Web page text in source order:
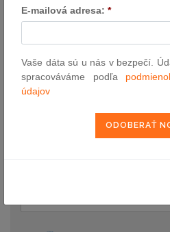
Číslo predpisu:
E-mailová adresa: *
Vaše dáta sú u nás v bezpečí.
spracováváme podľa
údajov